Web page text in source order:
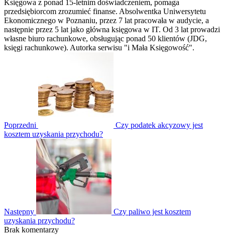
Księgowa z ponad 15-letnim doświadczeniem, pomaga
przedsiębiorcom zrozumieć finanse. Absolwentka Uniwersytetu
Ekonomicznego w Poznaniu, przez 7 lat pracowała w audycie, a
następnie przez 5 lat jako główna księgowa w IT. Od 3 lat prowadzi
własne biuro rachunkowe, obsługując ponad 50 klientów (JDG,
księgi rachunkowe). Autorka serwisu "i Mała Księgowość".
Poprzedni
Czy podatek akcyzowy jest
kosztem uzyskania przychodu?
Następny
Czy paliwo jest kosztem
uzyskania przychodu?
Brak komentarzy